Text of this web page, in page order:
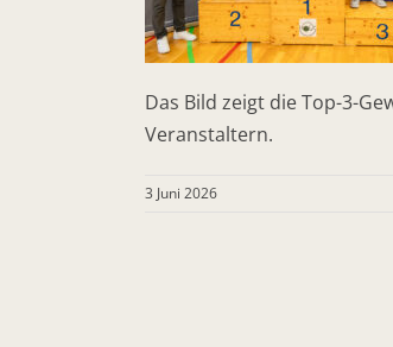
Das Bild zeigt die Top-3-
Veranstaltern.
3 Juni 2026